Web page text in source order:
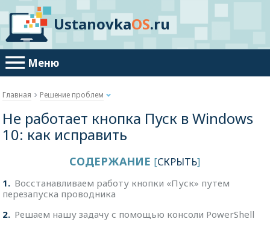
UstanovkaOS.ru
Главная Решение проблем
Не работает кнопка Пуск в Windows
10: как исправить
СОДЕРЖАНИЕ [СКРЫТЬ]
1
Восстанавливаем работу кнопки «Пуск» путем
перезапуска проводника
2 Решаем нашу задачу с помощью консоли PowerShell
Меню